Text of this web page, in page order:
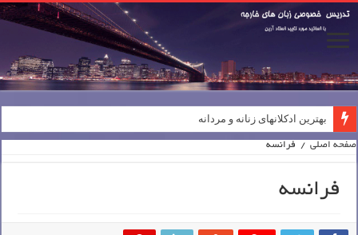
بهترین ادکلانهای زنانه و مردانه
صفحه اصلی / فرانسه
فرانسه